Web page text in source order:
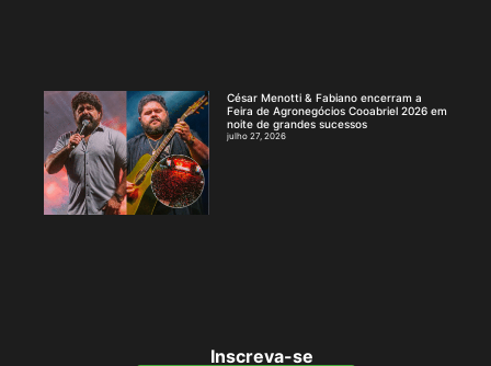
César Menotti & Fabiano encerram a
Feira de Agronegócios Cooabriel 2026 em
noite de grandes sucessos
julho 27, 2026
Inscreva-se